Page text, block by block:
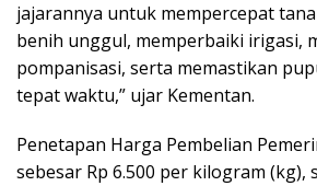
jajarannya untuk mempercepat
benih unggul, memperbaiki irigasi,
pompanisasi, serta memastikan
tepat waktu,” ujar Kementan.
Penetapan Harga Pembelian
sebesar Rp 6.500 per kilogram (kg),